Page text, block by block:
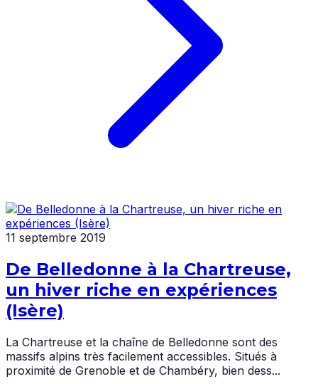
11 septembre 2019
De Belledonne à la Chartreuse,
un hiver riche en expériences
(Isère)
La Chartreuse et la chaîne de Belledonne sont des
massifs alpins très facilement accessibles. Situés à
proximité de Grenoble et de Chambéry, bien dess...